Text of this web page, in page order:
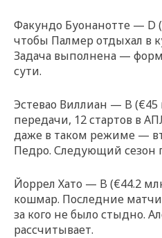
Факундо Буонанотте — D
чтобы Палмер отдыхал в
Задача выполнена —
сути.
Эстевао Виллиан — B (€45
передачи, 12 стартов в
даже в таком режиме —
Педро. Следующий сезон
Йоррел Хато — B (€44.2
кошмар. Последние
за кого не было стыдно.
рассчитывает.